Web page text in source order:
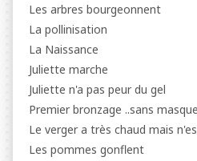
Les arbres bourgeonnent
La pollinisation
La Naissance
Juliette marche
Juliette n'a pas peur du gel
Premier bronzage ..sans
Le verger a très chaud mais
Les pommes gonflent